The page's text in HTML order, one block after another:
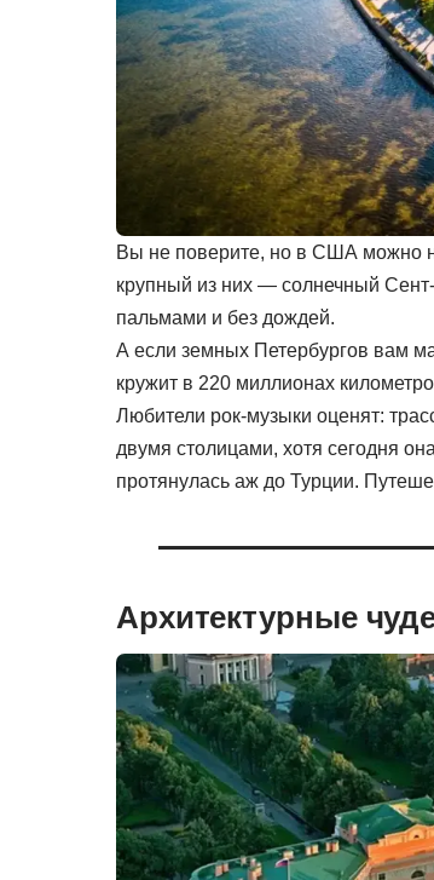
Вы не поверите, но в США можно
крупный из них — солнечный
пальмами и без дождей.
А если земных Петербургов вам
кружит в 220 миллионах
Любители рок-музыки оценят:
двумя столицами, хотя сегодня
протянулась аж до Турции.
Архитектурные